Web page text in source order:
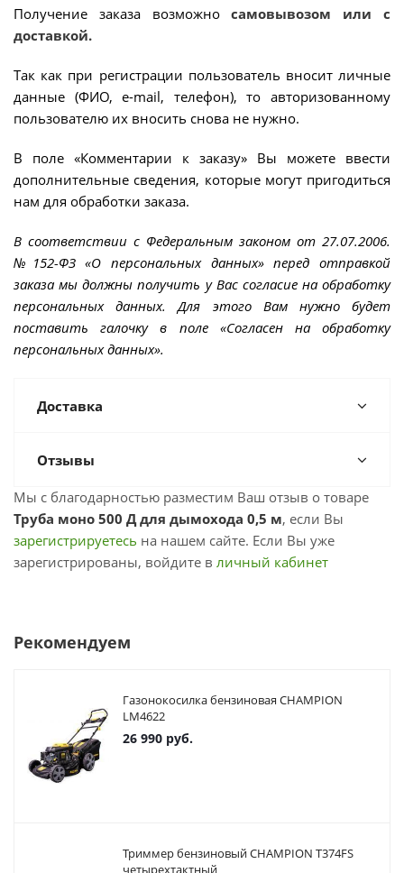
Получение заказа возможносамовывозом или с
доставкой.
Так как при регистрации пользователь вносит личные
данные (ФИО, e-mail, телефон), то авторизованному
пользователю их вносить снова не нужно.
В поле «Комментарии к заказу» Вы можете ввести
дополнительные сведения, которые могут пригодиться
нам для обработки заказа.
В соответствии с Федеральным законом от 27.07.2006.
№152-ФЗ «О персональных данных» перед отправкой
заказа мы должны получить у Вас согласие на обработку
персональных данных. Для этого Вам нужно будет
поставить галочку в поле «Согласен на обработку
персональных данных».
Доставка
Отзывы
Мы с благодарностью разместим Ваш отзыв о товаре
Труба моно 500 Д для дымохода 0,5 м, если Вы
зарегистрируетесь на нашем сайте. Если Вы уже
зарегистрированы, войдите в личный кабинет
Рекомендуем
Газонокосилка бензиновая CHAMPION
LM4622
26 990 руб.
Триммер бензиновый CHAMPION T374FS
четырехтактный